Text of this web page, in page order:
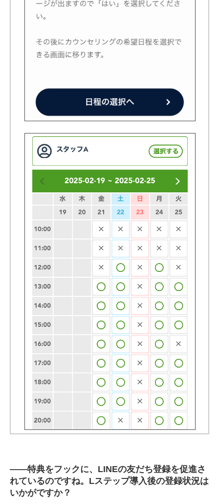
――特典をフックに、LINEの友だち登録を促進さ
れているのですね。Lステップ導入後の登録状況は
いかがですか？